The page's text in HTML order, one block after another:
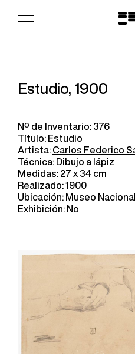
Estudio, 1900
Nº de Inventario: 376
Título: Estudio
Artista: Carlos Federico
Técnica: Dibujo a lápiz
Medidas: 27 x 34 cm
Realizado: 1900
Ubicación: Museo
Exhibición: No